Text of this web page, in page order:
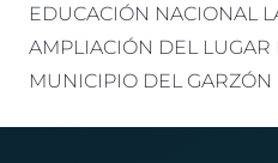
EDUCACIÓN NACIONAL
AMPLIACIÓN DEL LUGAR
MUNICIPIO DEL